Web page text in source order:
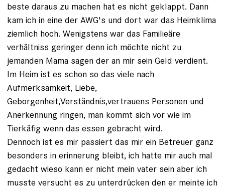
beste daraus zu machen hat es nicht geklappt. Dann
kam ich in eine der AWG's und dort war das Heimklima
ziemlich hoch. Wenigstens war das Familieäre
verhältniss geringer denn ich möchte nicht zu
jemanden Mama sagen der an mir sein Geld verdient.
Im Heim ist es schon so das viele nach
Aufmerksamkeit, Liebe,
Geborgenheit,Verständnis,vertrauens Personen und
Anerkennung ringen, man kommt sich vor wie im
Tierkäfig wenn das essen gebracht wird.
Dennoch ist es mir passiert das mir ein Betreuer ganz
besonders in erinnerung bleibt, ich hatte mir auch mal
gedacht wieso kann er nicht mein vater sein aber ich
musste versucht es zu unterdrücken den er meinte ich